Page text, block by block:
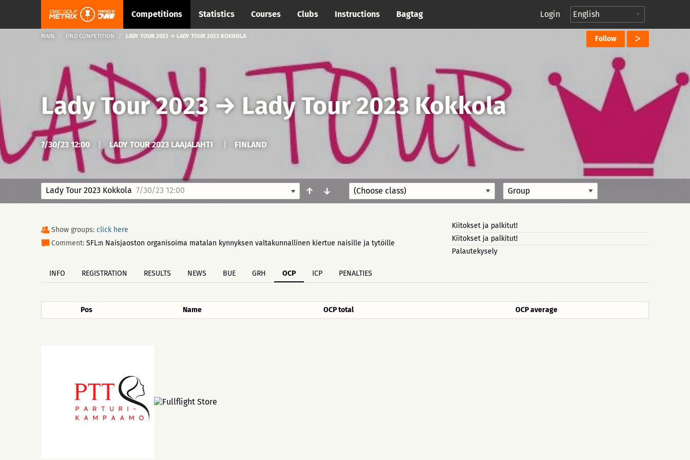
Competitions Statistics Courses Clubs Instructions Bagtag Login
MAIN FIND COMPETITION LADY TOUR 2023 → LADY TOUR 2023 KOKKOLA Follow
Lady Tour 2023→ Lady Tour 2023 Kokkola
7/30/23 12:00 LADY TOUR 2023 LAAJALAHTI FINLAND
Lady Tour 2023 Kokkola 7/30/23 12:00 ↑ ↓
Show groups: click here
Comment: SFL:n Naisjaoston organisoima matalan kynnyksen valtakunnallinen kiertue naisille ja tytöille
Kiitokset ja palkitut!
Kiitokset ja palkitut!
Palautekysely
INFO REGISTRATION RESULTS NEWS BUE GRH OCP ICP PENALTIES
Pos Name OCP total OCP average